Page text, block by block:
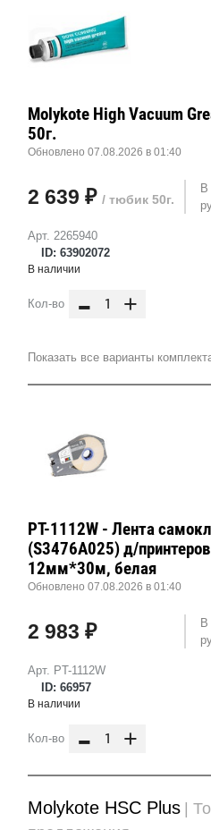
Арт. 2265940
ID: 63902072
Molykote High Vacuum
50г.
Обновлено 07.08.2026 в 01:40
2 639 ₽ / тюбик 50г.
В
В наличии
Кол-во - +
Показать все варианты
Арт. PT-1112W
ID: 66957
PT-1112W - Лента
(S3476A025) д/
12мм*30м, белая
Обновлено 07.08.2026 в 01:40
2 983 ₽
В
В наличии
Кол-во - +
Molykote HSC Plus
|